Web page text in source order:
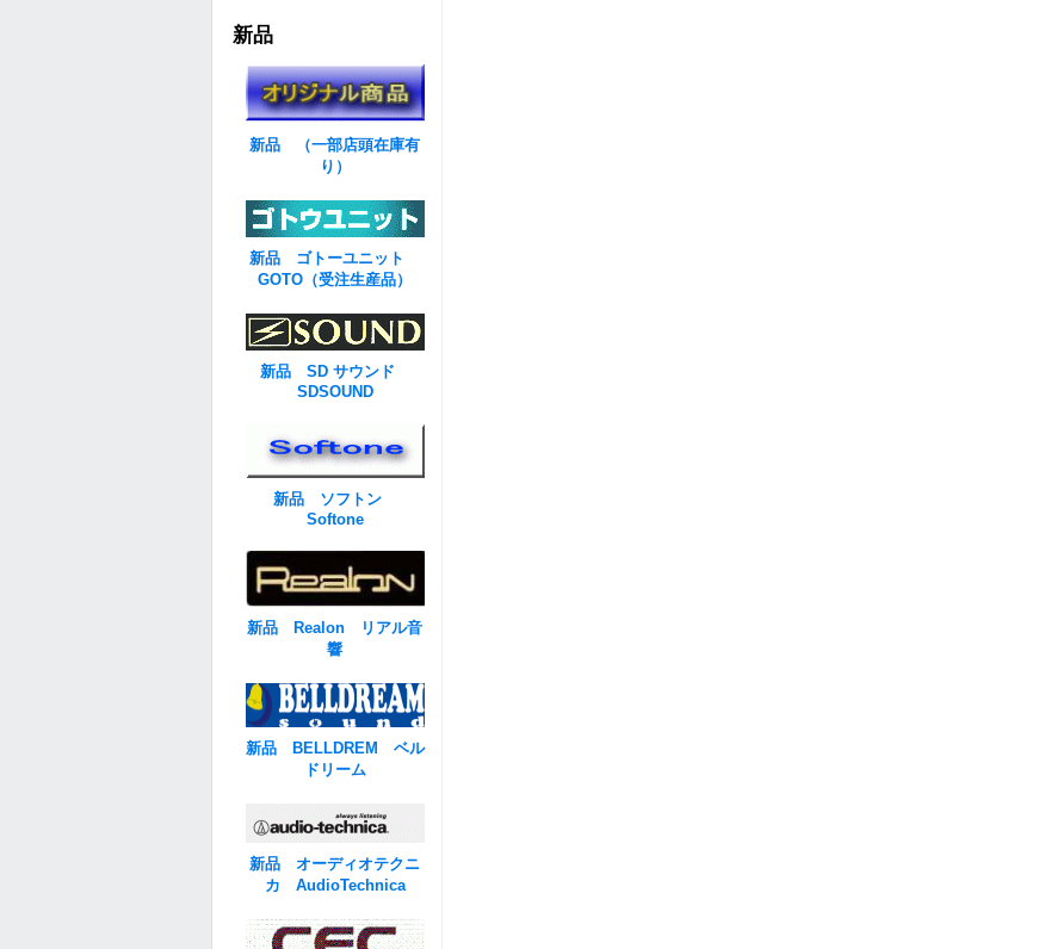
新品
新品 （一部店頭在庫有
り）
新品 ゴトーユニット
GOTO（受注生産品）
新品 SD サウンド
SDSOUND
新品 ソフトン
Softone
新品 Realon リアル音
響
新品 BELLDREM ベル
ドリーム
新品 オーディオテクニ
カ AudioTechnica